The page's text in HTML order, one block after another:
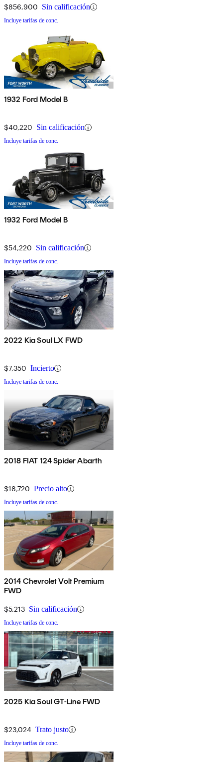
$856,900 Sin calificación
Incluye tarifas de conc.
1932 Ford Model B
$40,220 Sin calificación
Incluye tarifas de conc.
1932 Ford Model B
$54,220 Sin calificación
Incluye tarifas de conc.
2022 Kia Soul LX FWD
$7,350 Incierto
Incluye tarifas de conc.
2018 FIAT 124 Spider Abarth
$18,720 Precio alto
Incluye tarifas de conc.
2014 Chevrolet Volt Premium
FWD
$5,213 Sin calificación
Incluye tarifas de conc.
2025 Kia Soul GT-Line FWD
$23,024 Trato justo
Incluye tarifas de conc.